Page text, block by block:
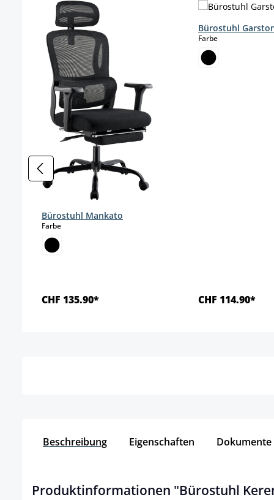
Bürostuhl Mankato
Farbeauswählen
CHF 135.90*
Bürostuhl
Farbeauswählen
CHF 114.90*
Beschreibung Eigenschaften Dokumente
Produktinformationen "Bürostuhl